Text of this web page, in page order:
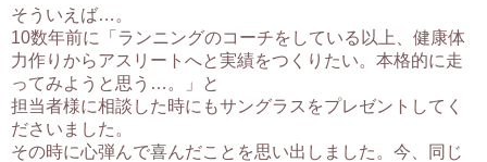
そういえば…。
10数年前に「ランニングのコーチをしている以上、健康体
力作りからアスリートへと実績をつくりたい。本格的に走
ってみようと思う…。」と
担当者様に相談した時にもサングラスをプレゼントしてく
ださいました。
その時に心弾んで喜んだことを思い出しました。 今、同じ